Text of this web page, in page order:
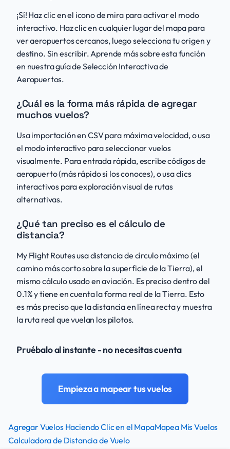
¡Sí! Haz clic en el icono de mira para activar el modo
interactivo. Haz clic en cualquier lugar del mapa para
ver aeropuertos cercanos, luego selecciona tu origen y
destino. Sin escribir. Aprende más sobre esta función
en nuestra guía de Selección Interactiva de
Aeropuertos.
¿Cuál es la forma más rápida de agregar
muchos vuelos?
Usa importación en CSV para máxima velocidad, o usa
el modo interactivo para seleccionar vuelos
visualmente. Para entrada rápida, escribe códigos de
aeropuerto (más rápido si los conoces), o usa clics
interactivos para exploración visual de rutas
alternativas.
¿Qué tan preciso es el cálculo de
distancia?
My Flight Routes usa distancia de círculo máximo (el
camino más corto sobre la superficie de la Tierra), el
mismo cálculo usado en aviación. Es preciso dentro del
0.1% y tiene en cuenta la forma real de la Tierra. Esto
es más preciso que la distancia en línea recta y muestra
la ruta real que vuelan los pilotos.
Pruébalo al instante - no necesitas cuenta
Empieza a mapear tus vuelos
Agregar Vuelos Haciendo Clic en el MapaMapea Mis Vuelos
Calculadora de Distancia de Vuelo